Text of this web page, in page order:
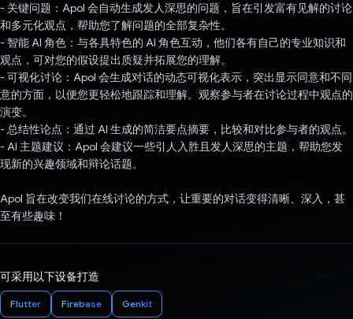
- 关键问题：Apol 会自动生成发人深思的问题，旨在引发富有见解的讨论
和多元化观点，帮助您了解问题的全部复杂性。
- 智能 AI 角色：与各具特色的 AI 角色互动，他们各有自己的专业知识和
观点，可对您的假设提出质疑并拓展您的理解。
- 可视化讨论：Apol 会生成对话的动态可视化表示，突出显示同意和不同
意的方面，以便您更轻松地跟踪和理解。观察参与者在讨论过程中观点的
演变。
- 总结性论点：通过 AI 生成的简洁要点摘要，比较和对比参与者的观点。
- AI 主题建议：Apol 会建议一些引人入胜且发人深思的主题，帮助您发
现新的兴趣领域和辩论话题。
Apol 旨在改变我们在线讨论的方式，让重要的对话变得清晰、深入，甚
至有些趣味！
可采用以下设备打造
Flutter Firebase Genkit